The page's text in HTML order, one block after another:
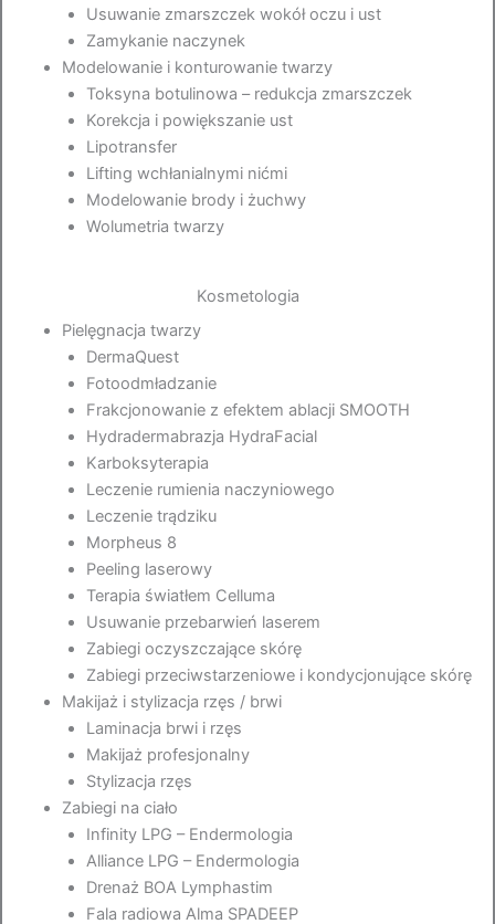
Usuwanie zmarszczek wokół oczu i ust
Zamykanie naczynek
Modelowanie i konturowanie twarzy
Toksyna botulinowa – redukcja zmarszczek
Korekcja i powiększanie ust
Lipotransfer
Lifting wchłanialnymi nićmi
Modelowanie brody i żuchwy
Wolumetria twarzy
Kosmetologia
Pielęgnacja twarzy
DermaQuest
Fotoodmładzanie
Frakcjonowanie z efektem ablacji SMOOTH
Hydradermabrazja HydraFacial
Karboksyterapia
Leczenie rumienia naczyniowego
Leczenie trądziku
Morpheus 8
Peeling laserowy
Terapia światłem Celluma
Usuwanie przebarwień laserem
Zabiegi oczyszczające skórę
Zabiegi przeciwstarzeniowe i kondycjonujące skórę
Makijaż i stylizacja rzęs / brwi
Laminacja brwi i rzęs
Makijaż profesjonalny
Stylizacja rzęs
Zabiegi na ciało
Infinity LPG – Endermologia
Alliance LPG – Endermologia
Drenaż BOA Lymphastim
Fala radiowa Alma SPADEEP